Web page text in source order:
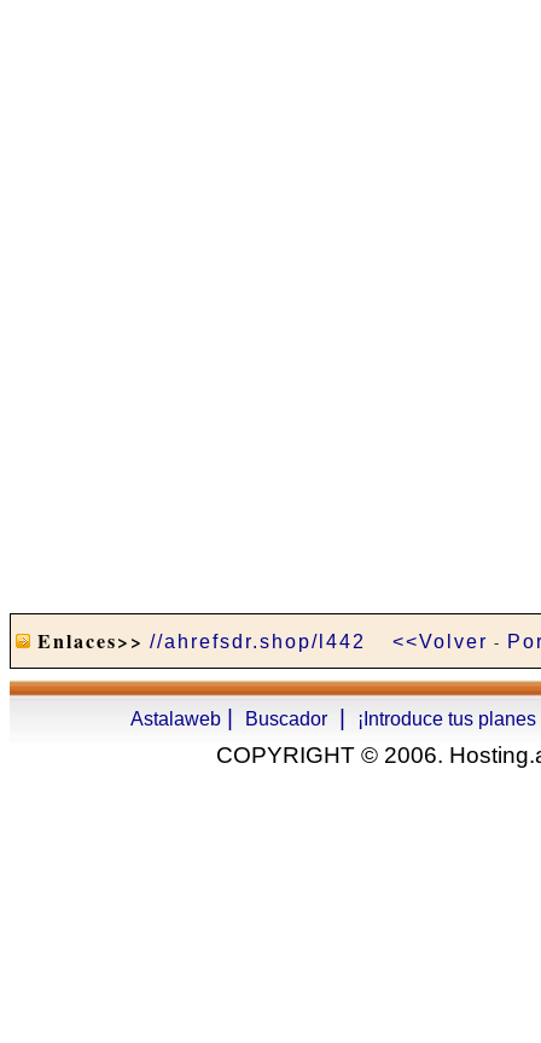
Enlaces>> //ahrefsdr.shop/l442 <<Volver -
Astalaweb Buscador ¡Introduce tus
COPYRIGHT © 2006.